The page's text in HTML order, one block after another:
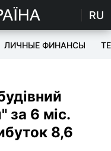
RU
ЛИЧНЫЕ ФИНАНСЫ
за 6 міс.
8,6